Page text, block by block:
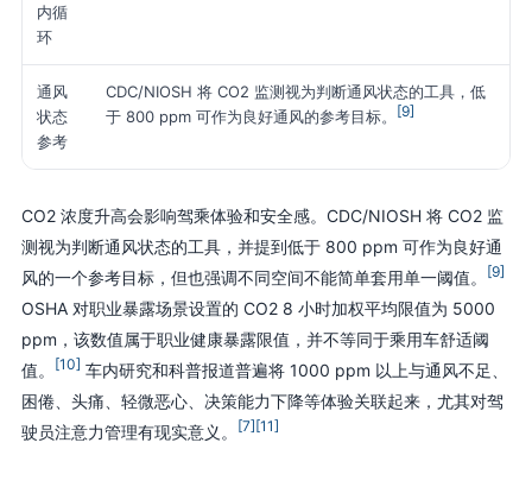
内循
环
通风
状态
参考
CDC/NIOSH 将 CO2 监测视为判断通风状态的工具，低
于 800 ppm 可作为良好通风的参考目标。
[9]
CO2 浓度升高会影响驾乘体验和安全感。CDC/NIOSH 将 CO2 监
测视为判断通风状态的工具，并提到低于 800 ppm 可作为良好通
风的一个参考目标，但也强调不同空间不能简单套用单一阈值。
[9]
OSHA 对职业暴露场景设置的 CO2 8 小时加权平均限值为 5000
ppm，该数值属于职业健康暴露限值，并不等同于乘用车舒适阈
值。
[10] 车内研究和科普报道普遍将 1000 ppm 以上与通风不足、
困倦、头痛、轻微恶心、决策能力下降等体验关联起来，尤其对驾
驶员注意力管理有现实意义。
[7][11]